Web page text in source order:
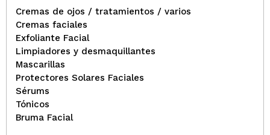
Cremas de ojos / tratamientos / varios
Cremas faciales
Exfoliante Facial
Limpiadores y desmaquillantes
Mascarillas
Protectores Solares Faciales
Sérums
Tónicos
Bruma Facial